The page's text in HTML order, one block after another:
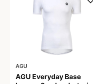
AGU
AGU Everyday Base